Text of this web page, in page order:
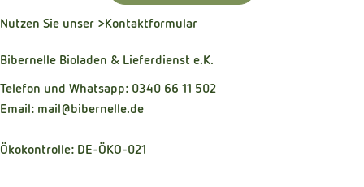
Nutzen Sie unser >Kontaktformular
Bibernelle Bioladen & Lieferdienst e.K.
Telefon und Whatsapp: 0340 66 11 502
Email: mail@bibernelle.de
Ökokontrolle: DE-ÖKO-021